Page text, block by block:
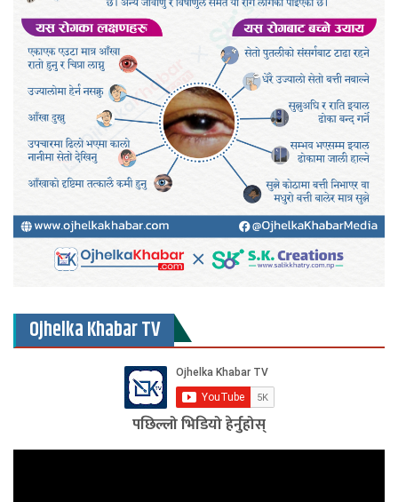
Ojhelka Khabar TV
पछिल्लो भिडियो हेर्नुहोस्